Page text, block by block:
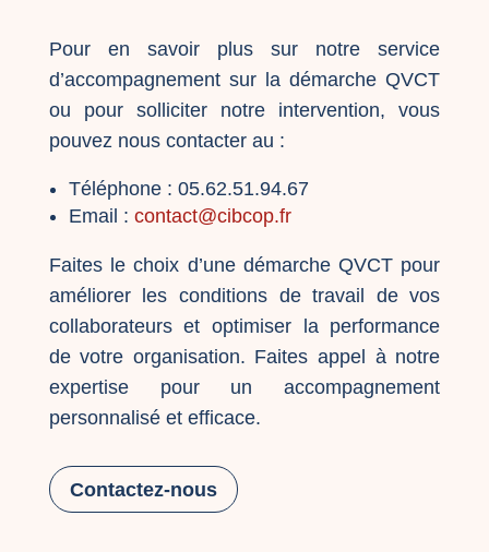
Pour en savoir plus sur notre service
d’accompagnement sur la démarche QVCT
ou pour solliciter notre intervention, vous
pouvez nous contacter au :
Téléphone : 05.62.51.94.67
Email : contact@cibcop.fr
Faites le choix d’une démarche QVCT pour
améliorer les conditions de travail de vos
collaborateurs et optimiser la performance
de votre organisation. Faites appel à notre
expertise pour un accompagnement
personnalisé et efficace.
Contactez-nous